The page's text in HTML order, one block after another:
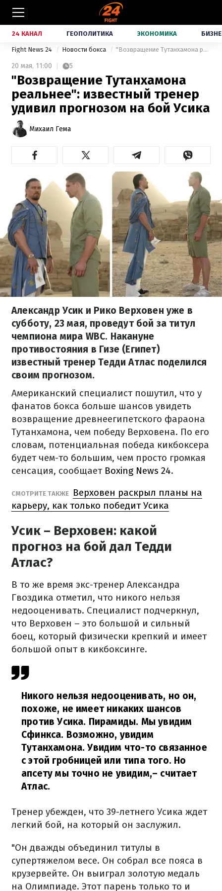
24 КАНАЛ ГЕОПОЛИТИКА ЭКОНОМИКА
Fight News 24 Новости бокса "Возвращение Тутанхамона реальнее": известный тренер удивил прогнозом на бой Усика
20 мая, 11:00 5
"Возвращение Тутанхамона
реальнее": известный тренер
удивил прогнозом на бой Усика
Михаил Гема
Александр Усик и Рико Верховен уже в
субботу, 23 мая, проведут бой за титул
чемпиона мира WBC. Накануне
противостояния в Гизе (Египет)
известный тренер Тедди Атлас поделился
своим прогнозом.
Американский специалист пошутил, что у
фанатов бокса больше шансов увидеть
возвращение древнеегипетского фараона
Тутанхамона, чем победу Верховена. По его
словам, потенциальная победа кикбоксера
будет чем-то большим, чем просто громкая
сенсация, сообщает Boxing News 24.
СМОТРИТЕ ТАКЖЕ
Верховен раскрыл планы на
карьеру, как только победит Усика
Усик – Верховен: какой
прогноз на бой дал Тедди
Атлас?
В то же время экс-тренер Александра
Гвоздика отметил, что никого нельзя
недооценивать. Специалист подчеркнул,
что Верховен – это большой и сильный
боец, который физически крепкий и имеет
большой опыт в кикбоксинге.
Никого нельзя недооценивать, но он,
похоже, не имеет никаких шансов
против Усика. Пирамиды. Мы увидим
Сфинкса. Возможно, увидим
Тутанхамона. Увидим что-то связанное
с этой гробницей или типа того. Но
апсету мы точно не увидим,– считает
Атлас.
Тренер убежден, что 39-летнего Усика ждет
легкий бой, на который он заслужил.
"Он дважды объединил титулы в
супертяжелом весе. Он собрал все пояса в
крузервейте. Он выиграл золотую медаль
на Олимпиаде. Этот парень только то и